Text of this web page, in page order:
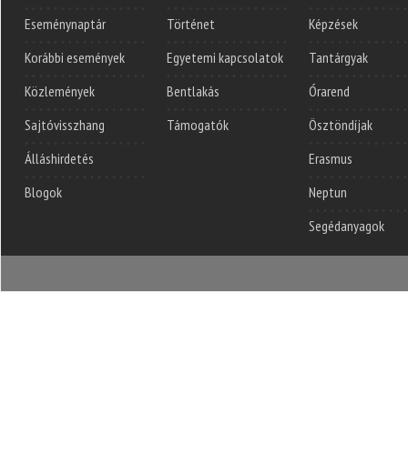
Eseménynaptár
Korábbi események
Közlemények
Sajtóvisszhang
Álláshirdetés
Blogok
Történet
Egyetemi kapcsolatok
Bentlakás
Támogatók
Képzések
Tantárgyak
Órarend
Ösztöndíjak
Erasmus
Neptun
Segédanyagok